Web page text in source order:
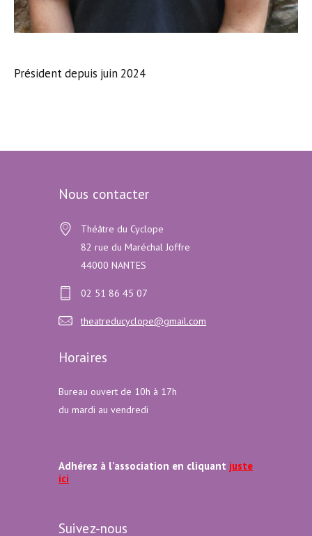
Président depuis juin 2024
Nous contacter
Théâtre du Cyclope
82 rue du Maréchal Joffre
44000 NANTES
02 51 86 45 07
theatreducyclope@gmail.com
Horaires
Bureau ouvert de 10h à 17h
du mardi au vendredi
Adhérez à l’association en cliquant juste
ici
Suivez-nous